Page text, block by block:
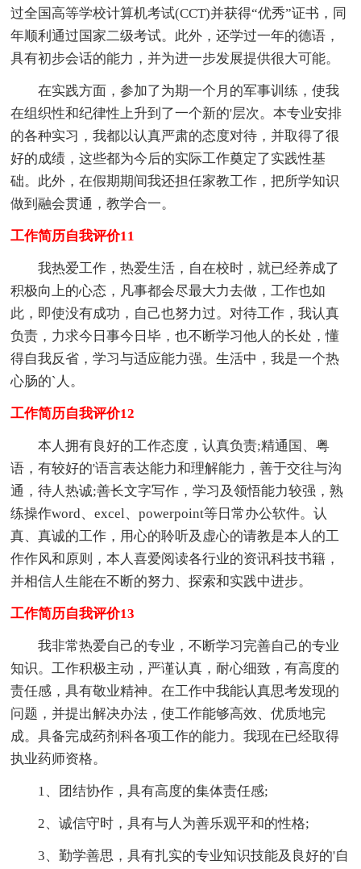
过全国高等学校计算机考试(CCT)并获得“优秀”证书，同
年顺利通过国家二级考试。此外，还学过一年的德语，
具有初步会话的能力，并为进一步发展提供很大可能。
在实践方面，参加了为期一个月的军事训练，使我
在组织性和纪律性上升到了一个新的'层次。本专业安排
的各种实习，我都以认真严肃的态度对待，并取得了很
好的成绩，这些都为今后的实际工作奠定了实践性基
础。此外，在假期期间我还担任家教工作，把所学知识
做到融会贯通，教学合一。
工作简历自我评价11
我热爱工作，热爱生活，自在校时，就已经养成了
积极向上的心态，凡事都会尽最大力去做，工作也如
此，即使没有成功，自己也努力过。对待工作，我认真
负责，力求今日事今日毕，也不断学习他人的长处，懂
得自我反省，学习与适应能力强。生活中，我是一个热
心肠的`人。
工作简历自我评价12
本人拥有良好的工作态度，认真负责;精通国、粤
语，有较好的'语言表达能力和理解能力，善于交往与沟
通，待人热诚;善长文字写作，学习及领悟能力较强，熟
练操作word、excel、powerpoint等日常办公软件。认
真、真诚的工作，用心的聆听及虚心的请教是本人的工
作作风和原则，本人喜爱阅读各行业的资讯科技书籍，
并相信人生能在不断的努力、探索和实践中进步。
工作简历自我评价13
我非常热爱自己的专业，不断学习完善自己的专业
知识。工作积极主动，严谨认真，耐心细致，有高度的
责任感，具有敬业精神。在工作中我能认真思考发现的
问题，并提出解决办法，使工作能够高效、优质地完
成。具备完成药剂科各项工作的能力。我现在已经取得
执业药师资格。
1、团结协作，具有高度的集体责任感;
2、诚信守时，具有与人为善乐观平和的性格;
3、勤学善思，具有扎实的专业知识技能及良好的'自